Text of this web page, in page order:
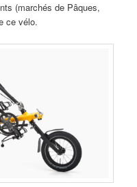
(marchés de Pâques,
ce vélo.